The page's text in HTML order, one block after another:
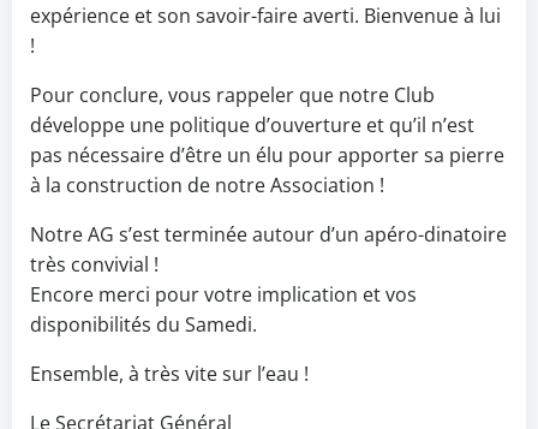
expérience et son savoir-faire averti. Bienvenue à lui
!
Pour conclure, vous rappeler que notre Club
développe une politique d’ouverture et qu’il n’est
pas nécessaire d’être un élu pour apporter sa pierre
à la construction de notre Association !
Notre AG s’est terminée autour d’un apéro-dinatoire
très convivial !
Encore merci pour votre implication et vos
disponibilités du Samedi.
Ensemble, à très vite sur l’eau !
Le Secrétariat Général